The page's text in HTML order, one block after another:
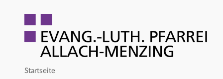
Startseite